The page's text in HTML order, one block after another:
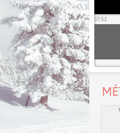
07/08 07:42 07/08 07:52